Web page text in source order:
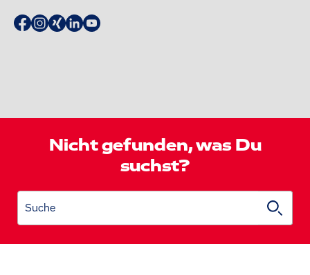
Nicht gefunden, was Du
suchst?
Suche